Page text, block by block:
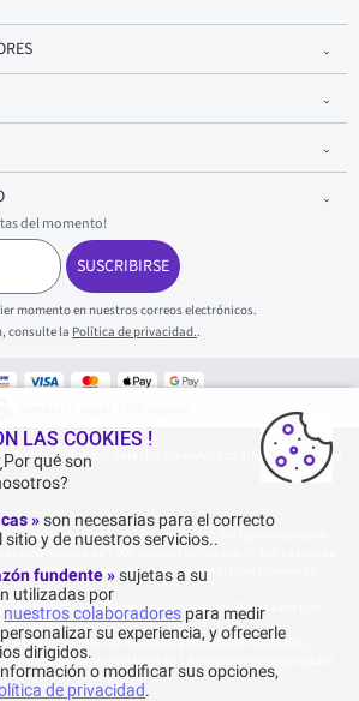
del momento!
SUSCRIBIRSE
momento en nuestros correos electrónicos.
consulte la Política de privacidad..
2025 - Todos los derechos reservados 1001Neumaticos
compra superior o igual a 70€ con IVA (por compras de
de envío son de 7,90€ impuestos incluidos). Los gastos de
para Islas Baleares, Isla de Formentera, Islas Canarias y
del fabricante no tiene descuento. No refleja la tasa que
el sitio web.
de Opiniones Verificadas registradas el 23/02/2026,
últimos 12 meses y un total de 1 459 opiniones acumuladas
LAS COOKIES !
qué son
»son necesarias para el correcto
y de nuestros servicios..
fundente » sujetas a su
utilizadas por
nuestros colaboradores para medir
su experiencia, y ofrecerle
dirigidos.
o modificar sus opciones,
de privacidad.